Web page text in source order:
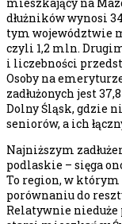
mieszkający na
dłużników wynosi
tym województwie
czyli 1,2 mln.
i liczebności
Osoby na
zadłużonych jest
Dolny Śląsk, gdzie
seniorów, a ich
Najniższym
podlaskie – sięga
To region, w
porównaniu do
Relatywnie